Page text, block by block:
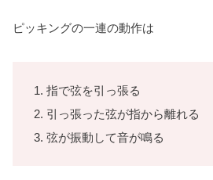
ピッキングの一連の動作は
指で弦を引っ張る
引っ張った弦が指から離れる
弦が振動して音が鳴る